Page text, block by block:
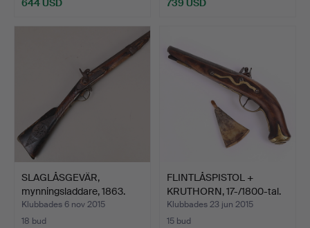
644 USD 739 USD
SLAGLÅSGEVÄR,
mynningsladdare, 1863.
Klubbades 6 nov 2015
18 bud
FLINTLÅSPISTOL +
KRUTHORN, 17-/1800-tal.
Klubbades 23 jun 2015
15 bud